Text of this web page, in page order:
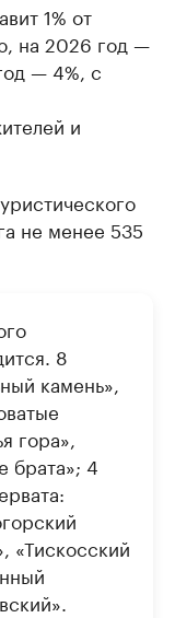
1% от
на 2026 год —
— 4%, с
и
не менее 535
8
камень»,
гора»,
брата»; 4
«Тискосский